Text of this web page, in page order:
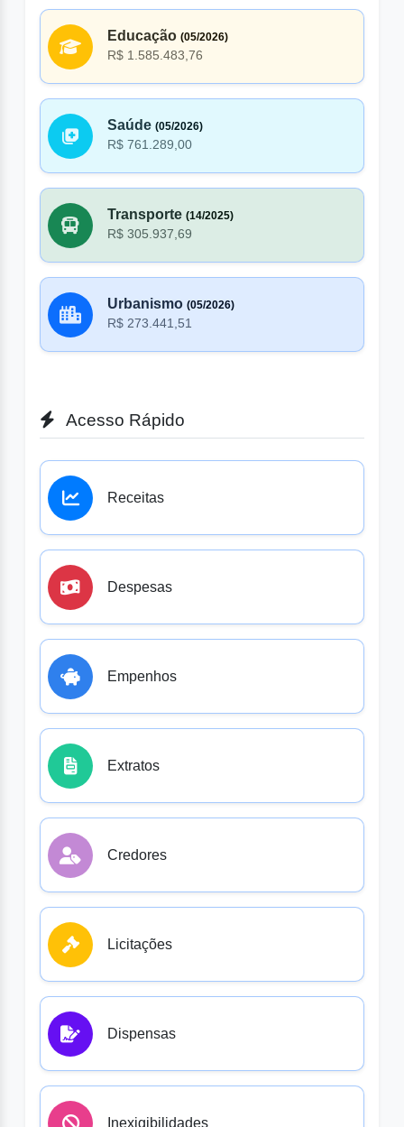
Educação (05/2026)
R$ 1.585.483,76
Saúde (05/2026)
R$ 761.289,00
Transporte (14/2025)
R$ 305.937,69
Urbanismo (05/2026)
R$ 273.441,51
Acesso Rápido
Receitas
Despesas
Empenhos
Extratos
Credores
Licitações
Dispensas
Inexigibilidades